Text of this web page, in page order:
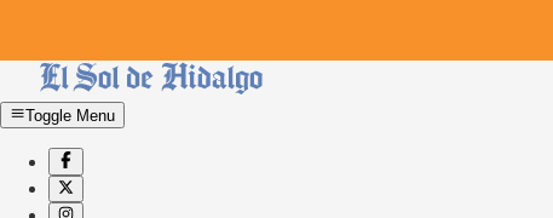
Toggle Menu